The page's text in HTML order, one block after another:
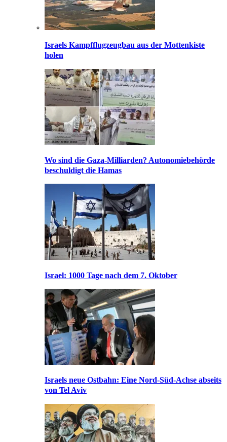
Israels Kampfflugzeugbau aus der Mottenkiste
holen
Wo sind die Gaza-Milliarden? Autonomiebehörde
beschuldigt die Hamas
Israel: 1000 Tage nach dem 7. Oktober
Israels neue Ostbahn: Eine Nord-Süd-Achse abseits
von Tel Aviv